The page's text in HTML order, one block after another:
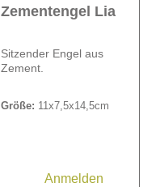
Zementengel Lia
Sitzender Engel aus
Zement.
Größe: 11x7,5x14,5cm
Anmelden